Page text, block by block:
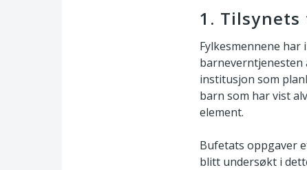
1. Tilsynets
Fylkesmennene
barneverntjenesten
institusjon som
barn som har vist
element.
Bufetats oppgaver
blitt undersøkt i